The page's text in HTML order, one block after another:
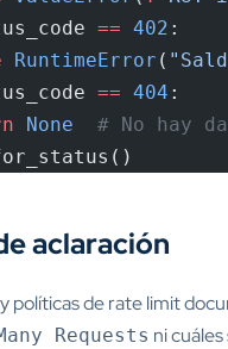
== 402 :
RuntimeError (
== 404 :
None
# No hay
aclaración
políticas de rate limit
Requests ni